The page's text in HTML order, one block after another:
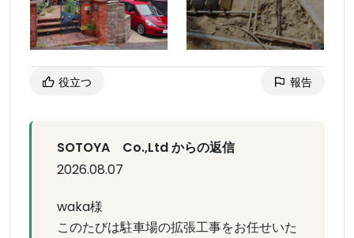
役立つ 報告
SOTOYA Co.,Ltd からの返信
2026.08.07
waka様
このたびは駐車場の拡張工事をお任せいた